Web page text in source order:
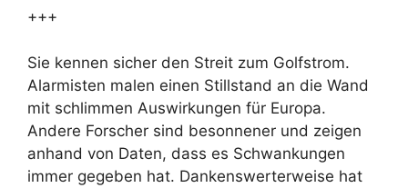
+++
Sie kennen sicher den Streit zum Golfstrom.
Alarmisten malen einen Stillstand an die Wand
mit schlimmen Auswirkungen für Europa.
Andere Forscher sind besonnener und zeigen
anhand von Daten, dass es Schwankungen
immer gegeben hat. Dankenswerterweise hat